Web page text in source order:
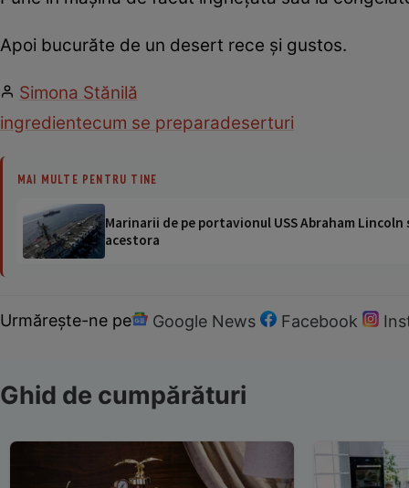
Apoi bucurăte de un desert rece şi gustos.
Simona Stănilă
ingredientecum se preparadeserturi
MAI MULTE PENTRU TINE
Marinarii de pe portavionul USS Abraham
acestora
Urmărește-ne pe Google News Facebook
Ghid de cumpărături